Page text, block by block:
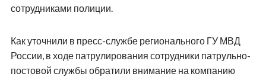
сотрудниками полиции.
Как уточнили в пресс-службе регионального ГУ МВД
России, в ходе патрулирования сотрудники патрульно-
постовой службы обратили внимание на компанию